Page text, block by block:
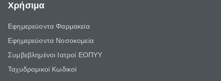
Χρήσιμα
Εφημερεύοντα Φαρμακεία
Εφημερεύοντα Νοσοκομεία
Συμβεβλημένοι Ιατροί ΕΟΠΥΥ
Ταχυδρομικοί Κωδικοί